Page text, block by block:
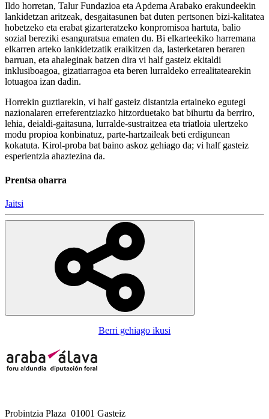
Ildo horretan, Talur Fundazioa eta Apdema Arabako erakundeekin
lankidetzan aritzeak, desgaitasunen bat duten pertsonen bizi-kalitatea
hobetzeko eta erabat gizarteratzeko konpromisoa hartuta, balio
sozial bereziki esanguratsua ematen du. Bi elkarteekiko harremana
elkarren arteko lankidetzatik eraikitzen da, lasterketaren beraren
barruan, eta ahaleginak batzen dira vi half gasteiz ekitaldi
inklusiboagoa, gizatiarragoa eta beren lurraldeko errealitatearekin
lotuagoa izan dadin.
Horrekin guztiarekin, vi half gasteiz distantzia ertaineko egutegi
nazionalaren erreferentziazko hitzorduetako bat bihurtu da berriro,
lehia, deialdi-gaitasuna, lurralde-sustraitzea eta triatloia ulertzeko
modu propioa konbinatuz, parte-hartzaileak beti erdigunean
kokatuta. Kirol-proba bat baino askoz gehiago da; vi half gasteiz
esperientzia ahaztezina da.
Prentsa oharra
Jaitsi
Berri gehiago ikusi
Probintzia Plaza 01001 Gasteiz